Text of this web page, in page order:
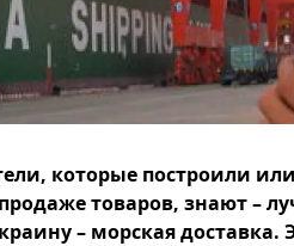
которые построили или
товаров, знают –
– морская